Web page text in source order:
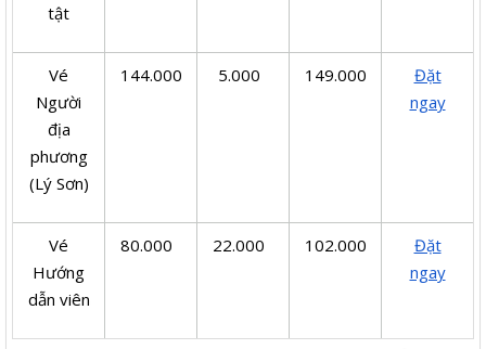
tật
Vé
Người
địa
phương
(Lý Sơn)
144.000 5.000 149.000
Đặt
ngay
Vé
Hướng
dẫn viên
80.000 22.000 102.000
Đặt
ngay